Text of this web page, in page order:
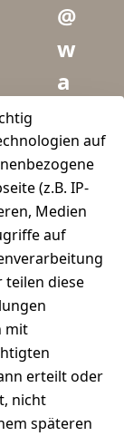
auf
(z.B. IP-
Medien
auf
teilen diese
mit
erteilt oder
nicht
späteren
@
w
a
d
m
e
i
s
r.